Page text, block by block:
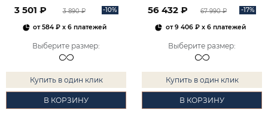
3 501 ₽ 3 890 ₽ -10%
от584 ₽ x 6 платежей
Выберите размер:
Купить в один клик
В КОРЗИНУ
56 432 ₽ 67 990 ₽ -17%
от9 406 ₽x 6 платежей
Выберите размер:
Купить в один клик
В КОРЗИНУ